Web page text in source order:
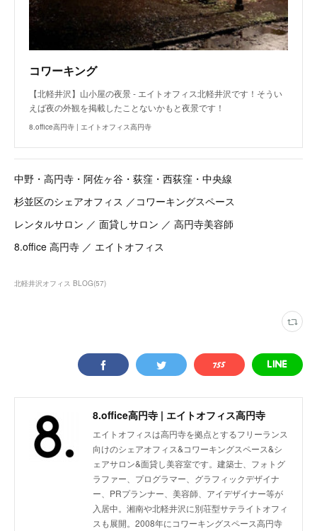
コワーキング
【北軽井沢】山小屋の夜景 - エイトオフィス北軽井沢です！そうい
えば夜の外観を掲載したことないかもと夜景です！
8.office高円寺 | エイトオフィス高円寺
中野・高円寺・阿佐ヶ谷・荻窪・西荻窪・中央線
杉並区のシェアオフィス ／コワーキングスペース
レンタルサロン ／ 面貸しサロン ／ 高円寺美容師
8.office 高円寺 ／ エイトオフィス
北軽井沢オフィス BLOG(57)
8.office高円寺 | エイトオフィス高円寺
エイトオフィスは高円寺を拠点とするフリーランス
向けのシェアオフィス&コワーキングスペース&シ
ェアサロン&面貸し美容室です。建築士、フォトグ
ラファー、プログラマー、グラフィックデザイナ
ー、PRプランナー、美容師、アイデザイナー等が
入居中。湘南や北軽井沢に別荘型サテライトオフィ
スも展開。2008年にコワーキングスペース高円寺